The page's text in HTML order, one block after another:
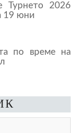
Турнето 2026
19 юни
по време на